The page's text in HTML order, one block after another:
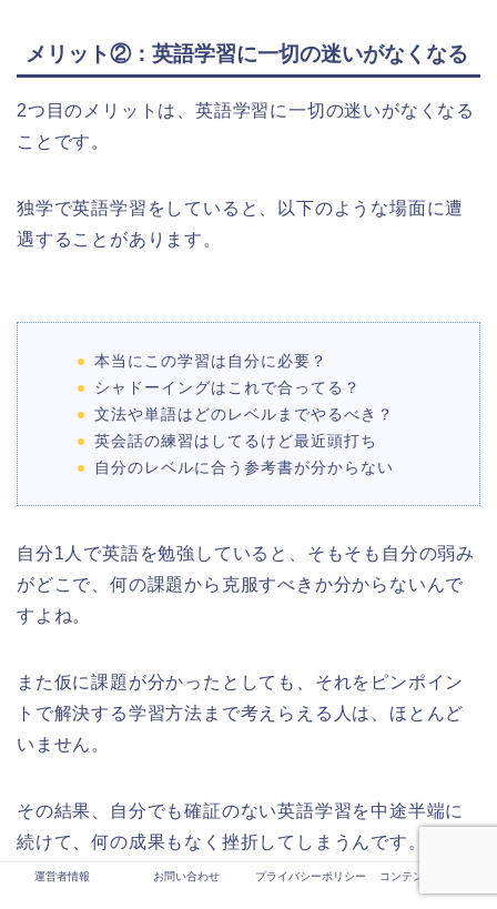
メリット②：英語学習に一切の迷いがなくなる
2つ目のメリットは、英語学習に一切の迷いがなくなる
ことです。
独学で英語学習をしていると、以下のような場面に遭
遇することがあります。
本当にこの学習は自分に必要？
シャドーイングはこれで合ってる？
文法や単語はどのレベルまでやるべき？
英会話の練習はしてるけど最近頭打ち
自分のレベルに合う参考書が分からない
自分1人で英語を勉強していると、そもそも自分の弱み
がどこで、何の課題から克服すべきか分からないんで
すよね。
また仮に課題が分かったとしても、それをピンポイン
トで解決する学習方法まで考えらえる人は、ほとんど
いません。
その結果、自分でも確証のない英語学習を中途半端に
続けて、何の成果もなく挫折してしまうんです。
運営者情報 お問い合わせ プライバシーポリシー
コンテンツ制作ポリシ
ー